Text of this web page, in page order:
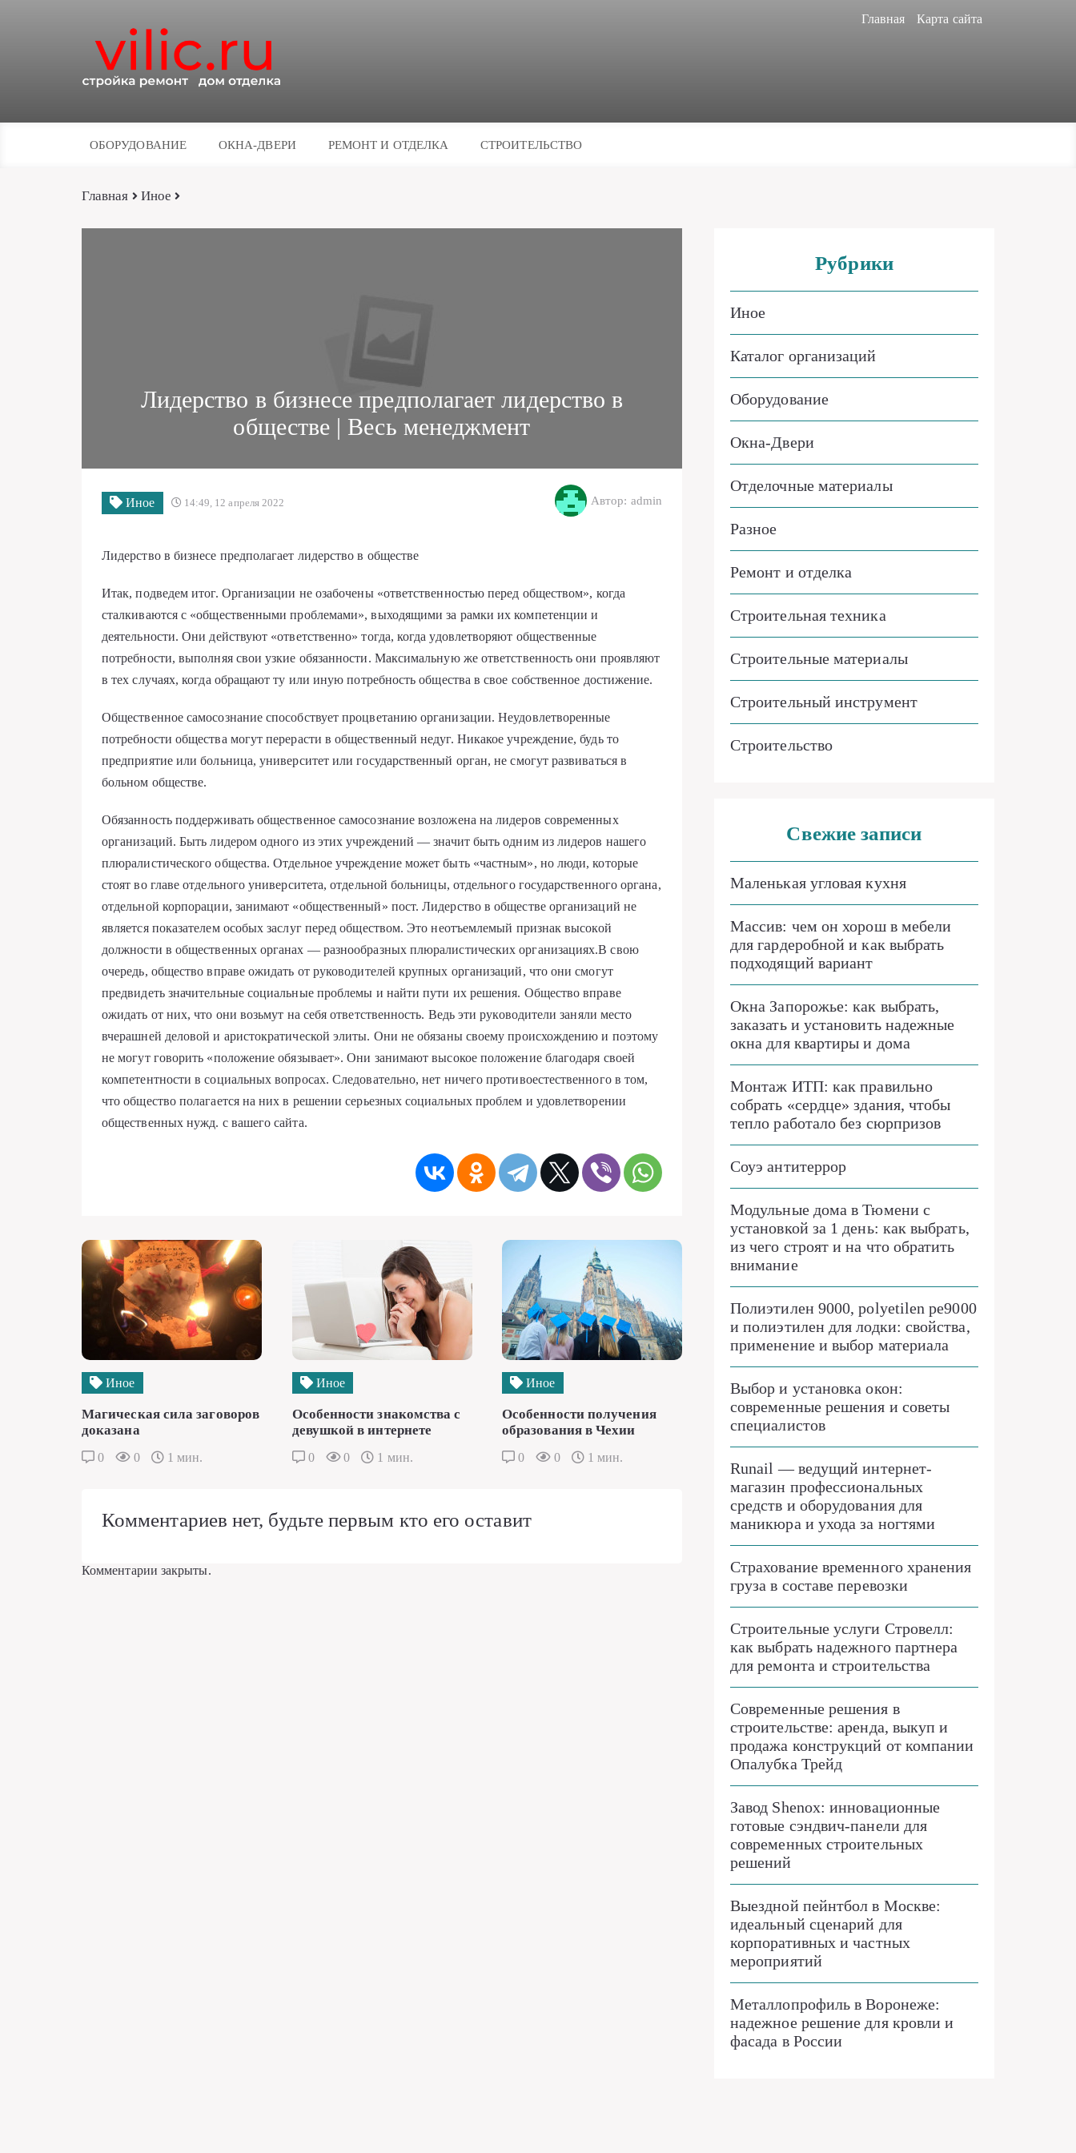
Главная Карта сайта
ОБОРУДОВАНИЕ ОКНА-ДВЕРИ РЕМОНТ И ОТДЕЛКА СТРОИТЕЛЬСТВО
Главная Иное
Лидерство в бизнесе предполагает лидерство в
обществе | Весь менеджмент
Иное 14:49, 12 апреля 2022 Автор: admin
Лидерство в бизнесе предполагает лидерство в обществе
Итак, подведем итог. Организации не озабочены «ответственностью перед обществом», когда
сталкиваются с «общественными проблемами», выходящими за рамки их компетенции и
деятельности. Они действуют «ответственно» тогда, когда удовлетворяют общественные
потребности, выполняя свои узкие обязанности. Максимальную же ответственность они проявляют
в тех случаях, когда обращают ту или иную потребность общества в свое собственное достижение.
Общественное самосознание способствует процветанию организации. Неудовлетворенные
потребности общества могут перерасти в общественный недуг. Никакое учреждение, будь то
предприятие или больница, университет или государственный орган, не смогут развиваться в
больном обществе.
Обязанность поддерживать общественное самосознание возложена на лидеров современных
организаций. Быть лидером одного из этих учреждений — значит быть одним из лидеров нашего
плюралистического общества. Отдельное учреждение может быть «частным», но люди, которые
стоят во главе отдельного университета, отдельной больницы, отдельного государственного органа,
отдельной корпорации, занимают «общественный» пост. Лидерство в обществе организаций не
является показателем особых заслуг перед обществом. Это неотъемлемый признак высокой
должности в общественных органах — разнообразных плюралистических организациях.В свою
очередь, общество вправе ожидать от руководителей крупных организаций, что они смогут
предвидеть значительные социальные проблемы и найти пути их решения. Общество вправе
ожидать от них, что они возьмут на себя ответственность. Ведь эти руководители заняли место
вчерашней деловой и аристократической элиты. Они не обязаны своему происхождению и поэтому
не могут говорить «положение обязывает». Они занимают высокое положение благодаря своей
компетентности в социальных вопросах. Следовательно, нет ничего противоестественного в том,
что общество полагается на них в решении серьезных социальных проблем и удовлетворении
общественных нужд. с вашего сайта.
Иное
Магическая сила заговоров
доказана
0 0 1 мин.
Иное
Особенности знакомства с
девушкой в интернете
0 0 1 мин.
Иное
Особенности получения
образования в Чехии
0 0 1 мин.
Комментариев нет, будьте первым кто его оставит
Комментарии закрыты.
Рубрики
Иное
Каталог организаций
Оборудование
Окна-Двери
Отделочные материалы
Разное
Ремонт и отделка
Строительная техника
Строительные материалы
Строительный инструмент
Строительство
Свежие записи
Маленькая угловая кухня
Массив: чем он хорош в мебели
для гардеробной и как выбрать
подходящий вариант
Окна Запорожье: как выбрать,
заказать и установить надежные
окна для квартиры и дома
Монтаж ИТП: как правильно
собрать «сердце» здания, чтобы
тепло работало без сюрпризов
Соуэ антитеррор
Модульные дома в Тюмени с
установкой за 1 день: как выбрать,
из чего строят и на что обратить
внимание
Полиэтилен 9000, polyetilen pe9000
и полиэтилен для лодки: свойства,
применение и выбор материала
Выбор и установка окон:
современные решения и советы
специалистов
Runail — ведущий интернет-
магазин профессиональных
средств и оборудования для
маникюра и ухода за ногтями
Страхование временного хранения
груза в составе перевозки
Строительные услуги Стровелл:
как выбрать надежного партнера
для ремонта и строительства
Современные решения в
строительстве: аренда, выкуп и
продажа конструкций от компании
Опалубка Трейд
Завод Shenox: инновационные
готовые сэндвич-панели для
современных строительных
решений
Выездной пейнтбол в Москве:
идеальный сценарий для
корпоративных и частных
мероприятий
Металлопрофиль в Воронеже:
надежное решение для кровли и
фасада в России